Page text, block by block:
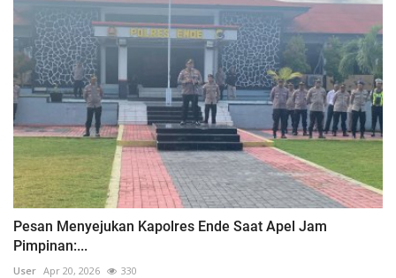
Pesan Menyejukan Kapolres Ende Saat Apel Jam
Pimpinan:...
User Apr 20, 2026 330